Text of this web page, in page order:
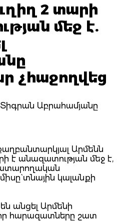
2 տարի
մեջ է.
չհաջողվեց
Աբրահամյանը
Արմենն
է անազատության մեջ է,
տնային կալանքի
անցել Արմենի
հարազատները շատ